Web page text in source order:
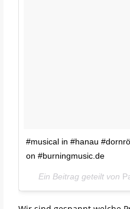
#musical in #hanau
on #burningmusic.de
Ein Beitrag geteilt von